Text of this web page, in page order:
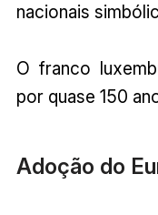
nacionais
O franco
por quase 150
Adoção do